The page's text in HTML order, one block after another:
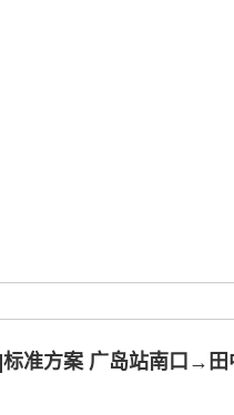
准方案 广岛站南口→田